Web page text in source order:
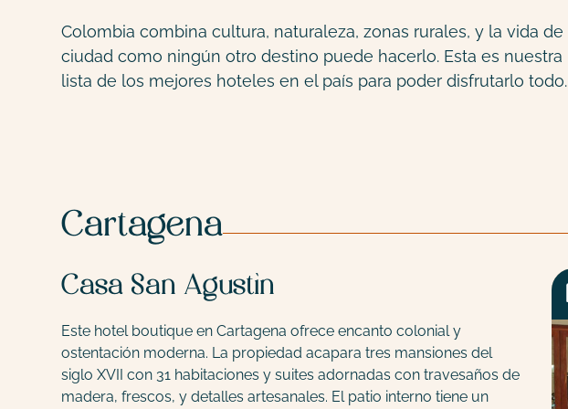
Colombia combina cultura, naturaleza, zonas rurales, y la vida de
ciudad como ningún otro destino puede hacerlo. Esta es nuestra
lista de los mejores hoteles en el país para poder disfrutarlo todo.
Cartagena
Casa San Agustín
Este hotel boutique en Cartagena ofrece encanto colonial y
ostentación moderna. La propiedad acapara tres mansiones del
siglo XVII con 31 habitaciones y suites adornadas con travesaños de
madera, frescos, y detalles artesanales. El patio interno tiene un